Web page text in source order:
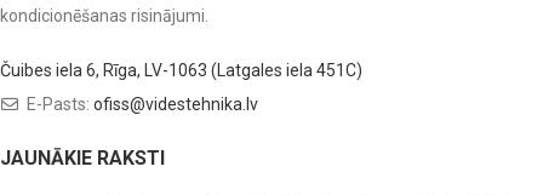
kondicionēšanas risinājumi.
Čuibes iela 6, Rīga, LV-1063 (Latgales iela 451C)
E-Pasts: ofiss@videstehnika.lv
JAUNĀKIE RAKSTI